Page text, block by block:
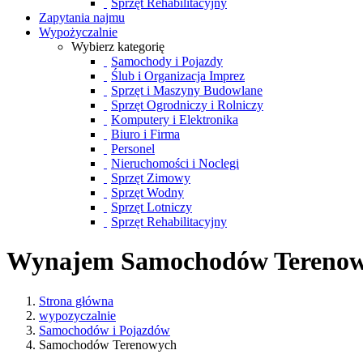
Zapytania najmu
Wypożyczalnie
Wybierz kategorię
Samochody i Pojazdy
Ślub i Organizacja Imprez
Sprzęt i Maszyny Budowlane
Sprzęt Ogrodniczy i Rolniczy
Komputery i Elektronika
Biuro i Firma
Personel
Nieruchomości i Noclegi
Sprzęt Zimowy
Sprzęt Wodny
Sprzęt Lotniczy
Sprzęt Rehabilitacyjny
Wynajem Samochodów
Strona główna
wypozyczalnie
Samochodów i Pojazdów
Samochodów Terenowych